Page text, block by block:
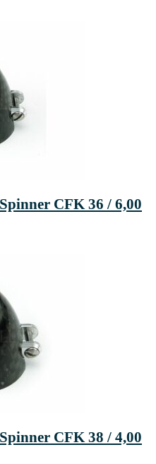
CFK 36 / 6,00
CFK 38 / 4,00